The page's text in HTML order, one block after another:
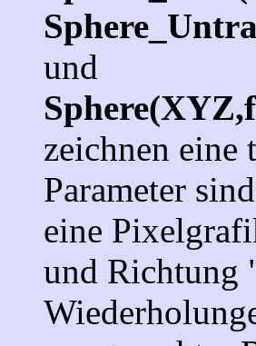
und
zeichnen
Parameter
eine
und Richtung